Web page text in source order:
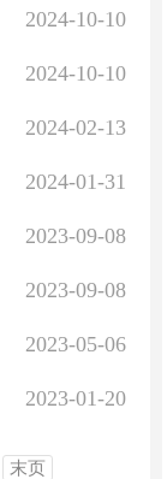
2024-10-10
2024-10-10
2024-02-13
2024-01-31
2023-09-08
2023-09-08
2023-05-06
2023-01-20
末页